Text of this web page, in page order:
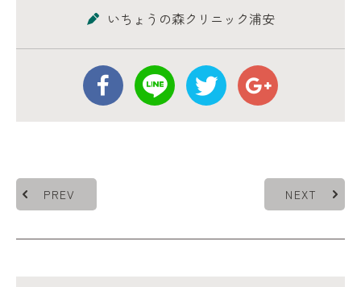
いちょうの森クリニック浦安
PREV NEXT